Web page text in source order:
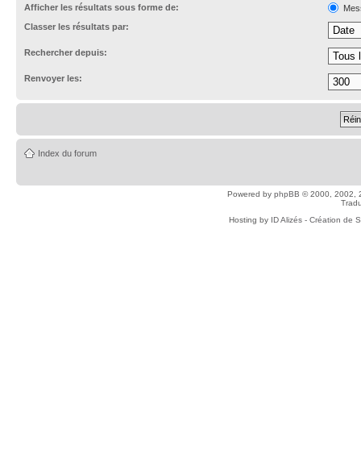
Afficher les résultats sous forme de:
Classer les résultats par:
Rechercher depuis:
Renvoyer les:
Index du forum
Powered by phpBB © 2000, 2002,
Hosting by ID Alizés - Création de